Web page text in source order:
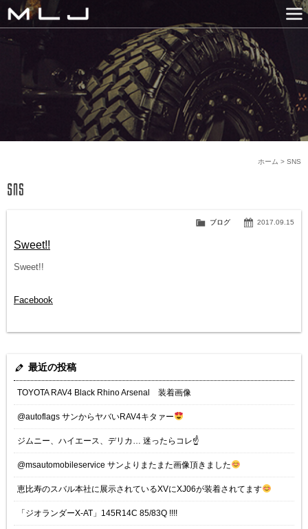
MLJ / Lexani(レクサーニ
GALLERY
SNS
NEWS
COMPANY
HISTORY
CONTACT US
LINK
SNS
ホーム >
2017.09.15
ブログ
Sweet!!
Sweet!!
Facebook
最近の投稿
TOYOTA RAV4 Black Rhino Arsenal 装着画像
@autoflags サンからヤバいRAV4キタァー
ジムニー、ハイエース、デリカ… 迷ったらコレ☝️
@msautomobileservice サンよりまたまた画像頂きました
恵比寿のスバル本社に展示されているXVにXJ06が装着されてます
「ジオランダーX-AT」145R14C 85/83Q !!!!